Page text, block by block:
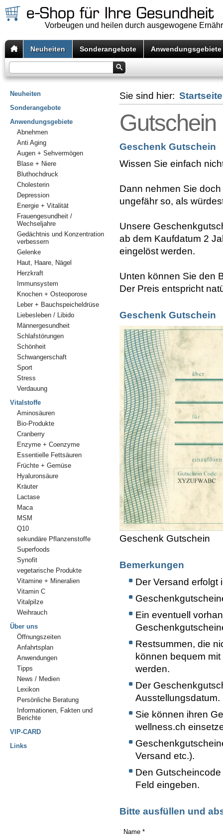
Vorbeugen und heilen durch ausgewogene
Neuheiten Sonderangebote Anwendungsgebiete
Neuheiten
Sonderangebote
Anwendungsgebiete
Abnehmen
Anti Aging
Augen + Sehvermögen
Blase + Niere
Bluthochdruck
Cholesterin
Depression
Energie + Vitalität
Frauengesundheit /
Wechseljahre
Gedächtnis und Konzentration
verbessern
Gelenke
Haut, Haare, Nägel
Herzkraft
Immunsystem
Knochen + Osteoporose
Leber + Bauchspeicheldrüse
Liebesleben / Libido
Männergesundheit
Schlafstörungen
Schönheit
Schwangerschaft
Sport
Stress
Verdauung
Vitalstoffe
Aminosäuren
Bio-Produkte
Cranberry
Enzyme + Coenzyme
Essentielle Fettsäuren
Früchte + Gemüse
Hyaluronsäure
Kräuter
Lactase
Maca
MSM
Q10
sekundäre Pflanzenstoffe
Superfoods
Synofit
vegetarische Produkte
Vitamine + Mineralien
Vitamin C
Vitalpilze
Weihrauch
Über uns
Öffnungszeiten
Anfahrtsplan
Anwendungen
Tipps
News / Medien
Lexikon
Persönliche Beratung
Informationen, Fakten und
Berichte
VIP-CARD
Links
Sie sind hier: Startseite
Gutschein
Geschenk Gutschein
Wissen Sie einfach
Dann nehmen Sie
ungefähr so, als
Unsere
ab dem Kaufdatum 2
eingelöst werden.
Unten können Sie den
Der Preis entspricht
Geschenk Gutschein
Geschenk Gutschein
Bemerkungen
Der Versand erfolgt
Ein eventuell
Restsummen, die
können bequem
werden.
Der
Ausstellungsdatum.
Sie können ihren
wellness.ch
Versand etc.).
Den
Feld eingeben.
Bitte ausfüllen und
Name *